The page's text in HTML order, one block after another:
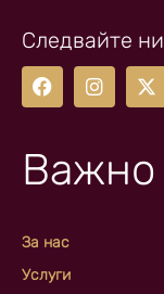
Следвайте ни
Важно
За нас
Услуги